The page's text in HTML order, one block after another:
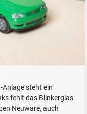
Anlage steht ein
fehlt das Blinkerglas.
Neuware, auch